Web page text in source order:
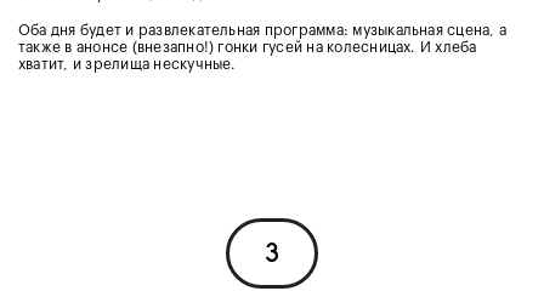
Оба дня будет и развлекательная программа: музыкальная сцена, а
также в анонсе (внезапно!) гонки гусей на колесницах. И хлеба
хватит, и зрелища нескучные.
3